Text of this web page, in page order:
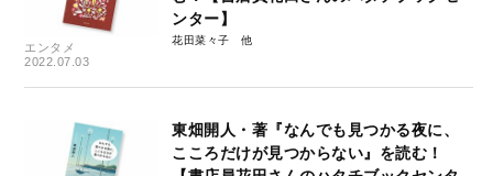
エンタメ
2022.07.03
ンター】
花田菜々子
東畑開人・著『なんでも見つかる夜に、
こころだけが見つからない』を読む！